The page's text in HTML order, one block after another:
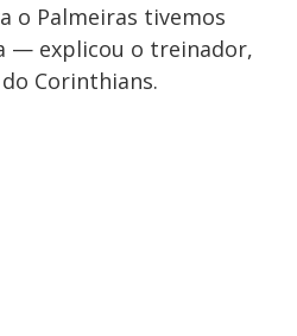
o Palmeiras tivemos
— explicou o treinador,
Corinthians.